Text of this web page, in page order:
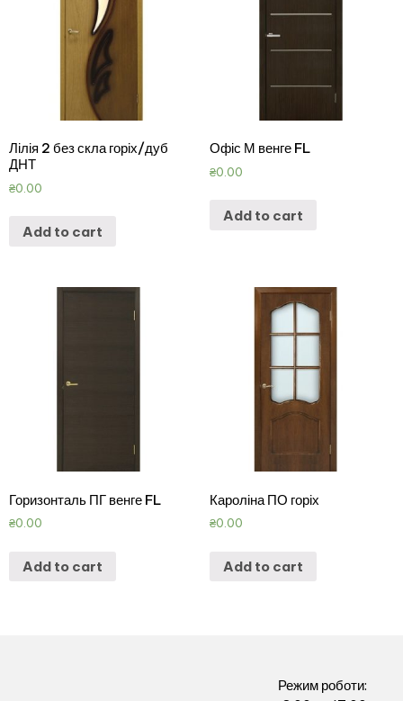
Лілія 2 без скла горіх/дуб
ДНТ
₴0.00
Add to cart
Офіс М венге FL
₴0.00
Add to cart
Горизонталь ПГ венге FL
₴0.00
Add to cart
Кароліна ПО горіх
₴0.00
Add to cart
Режим роботи: